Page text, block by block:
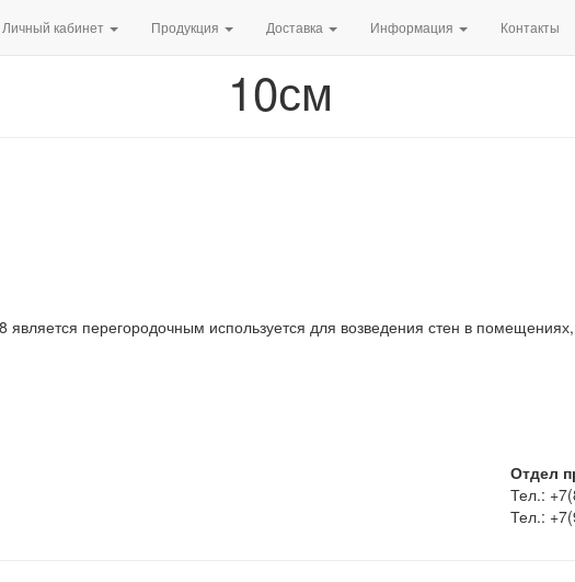
Личный кабинет Продукция Доставка Информация Контакты
10см
является перегородочным используется для возведения стен в
Отдел
Тел.:
Тел.: